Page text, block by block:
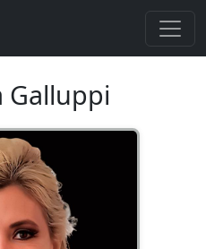
Galluppi